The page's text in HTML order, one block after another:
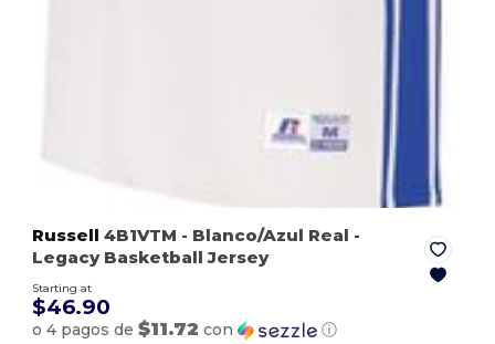
Russell 4B1VTM - Blanco/Azul Real -
Legacy Basketball Jersey
Starting at
$46.90
o 4 pagos de$11.72 con ⓘ